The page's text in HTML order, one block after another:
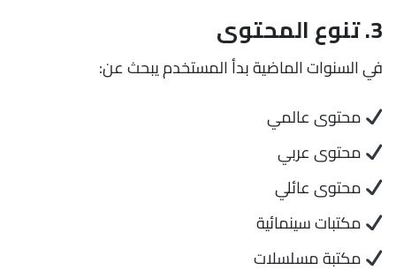
3. تنوع المحتوى
في السنوات الماضية بدأ المستخدم يبحث عن:
محتوى عالمي
محتوى عربي
محتوى عائلي
مكتبات سينمائية
مكتبة مسلسلات